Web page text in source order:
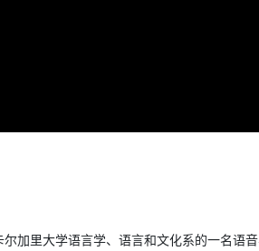
加里大学语言学、语言和文化系的一名语
NVS 美国 Glottal 言语发音空气动